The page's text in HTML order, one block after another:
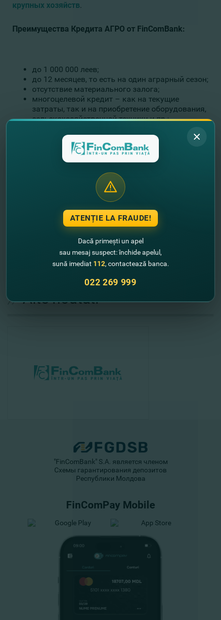
крупных хозяйств.
Преимущества Кредита АГРО от FinComBank:
до 1 000 000 леев;
до 12 месяцев, то есть на один аграрный сезон;
отсутствие материального залога;
многоцелевой кредит – как на текущие
затраты, так и на приобретение оборудования,
сельскохозяйственной техники и пр.;
индивидуально, в соответствии с периодом
сбора и реализации урожая.
Развивайте свой сельскохозяйственный бизнес вместе с
Свяжитесь со специалистом ближайшего
и вам окажут поддержку по получению кредита, который
подходит вашим финансовым планам.
#FinComBusiness - партнер вашего успеха!
Для более подробной информации просим позвонить нам
fincom@fincombank.com
www.fincombank.cоm
// Alte noutati
"FinComBank" S.A. является членом
Схемы гарантирования депозитов
Республики Молдова
FinComPay Mobile
ATENȚIE LA FRAUDE!
Dacă primești un apel
sau mesaj suspect: închide apelul,
sună imediat 112, contactează banca.
022 269 999